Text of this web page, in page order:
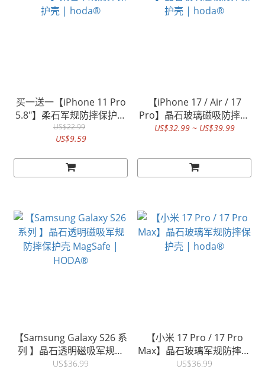
买一送一【iPhone 11 Pro
5.8"】柔石军规防摔保护壳
| hoda®
US$22.99
US$9.59
【iPhone 17 / Air / 17
Pro】晶石玻璃磁吸防摔保
护壳 | hoda®
US$32.99 ~ US$39.99
【Samsung Galaxy S26 系
列 】晶石透明磁吸军规防
摔保护壳 MagSafe |
US$36.99
【小米 17 Pro / 17 Pro
Max】晶石玻璃军规防摔保
护壳 | hoda®
US$36.99